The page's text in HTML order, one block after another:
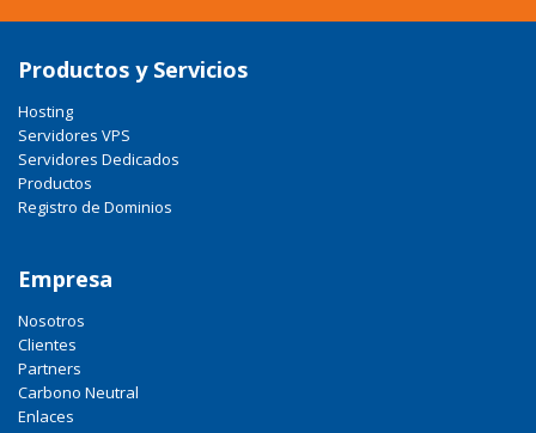
Productos y Servicios
Hosting
Servidores VPS
Servidores Dedicados
Productos
Registro de Dominios
Empresa
Nosotros
Clientes
Partners
Carbono Neutral
Enlaces